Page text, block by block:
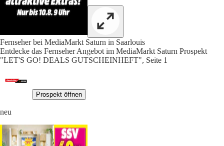
Fernseher bei MediaMarkt Saturn in Saarlouis
Entdecke das Fernseher Angebot im MediaMarkt Saturn Prospekt
"LET'S GO! DEALS GUTSCHEINHEFT", Seite 1
Prospekt öffnen
neu